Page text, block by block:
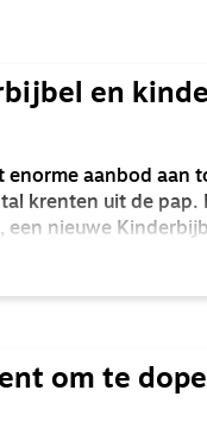
en
enorme aanbod aan
krenten uit de pap.
een nieuwe
om te